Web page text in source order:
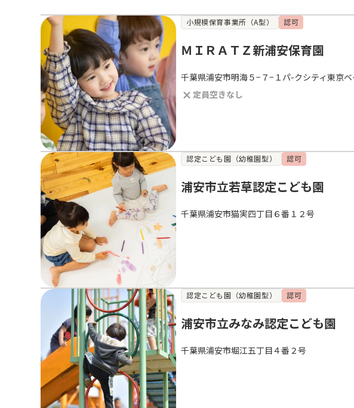
小規模保育事業所（A型） 認可
ＭＩＲＡＴＺ新浦安保育園
千葉県浦安市明海５−７−１パ-クシティ東京
定員空きなし
認定こども園（幼稚園型） 認可
浦安市立若草認定こども園
千葉県浦安市猫実四丁目６番１２号
認定こども園（幼稚園型） 認可
浦安市立みなみ認定こども園
千葉県浦安市堀江五丁目４番２号